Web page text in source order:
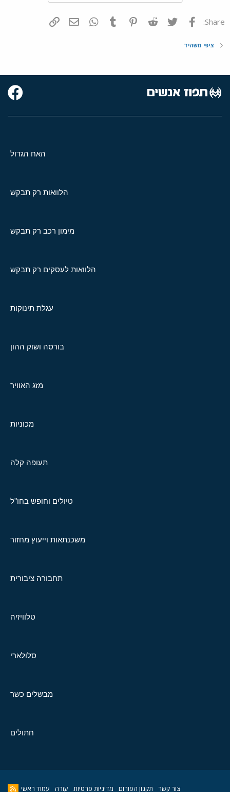
Share: פייסבוק Twitter
Reddit
Pinterest
Tumblr
WhatsAppדואר אלקטרוני
ציפי משהיד
האח הגדול
הלוואות רק תבקש
מימון רכב רק תבקש
הלוואות לעסקים רק תבקש
עגלת תינוקות
בורסה ושוק ההון
מזג האוויר
מכוניות
תעופה קלה
טיולים וחופש בחו"ל
משכנתאות וייעוץ מחזור
תחבורה ציבורית
טלוויזיה
סלולארי
מבשלים כשר
חתולים
צור קשר תקנון הפורום מדיניות פרטיות עזרה עמוד ראשי